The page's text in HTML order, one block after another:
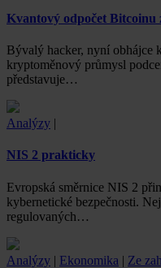
Kvantový odpočet Bitcoinu
Bývalý hacker, nyní obhájce
kryptoměnový průmysl
představuje…
Analýzy |
NIS 2 prakticky
Evropská směrnice NIS 2
kybernetické bezpečnosti.
regulovaných…
Analýzy | Ekonomika | Ze